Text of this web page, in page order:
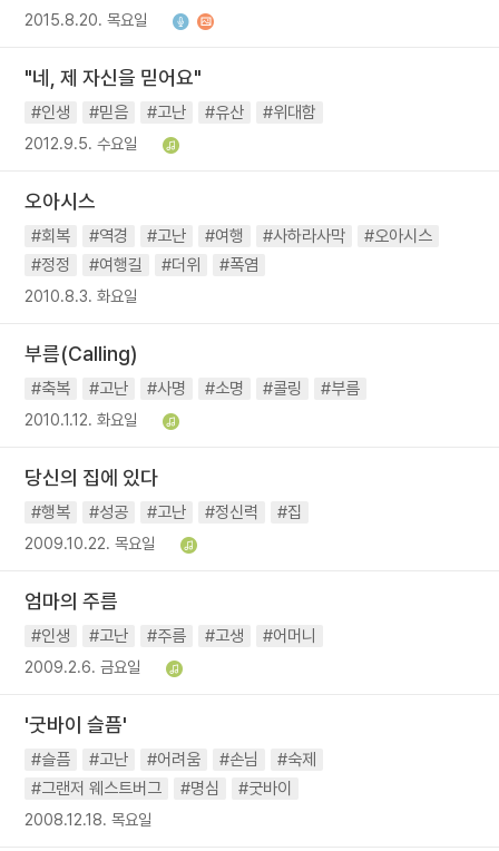
2015.8.20. 목요일
"네, 제 자신을 믿어요"
#인생 #믿음 #고난 #유산 #위대함
2012.9.5. 수요일
오아시스
#회복 #역경 #고난 #여행 #사하라사막
#오아시스
#정정
#여행길 #더위 #폭염
2010.8.3. 화요일
부름(Calling)
#축복 #고난 #사명 #소명 #콜링 #부름
2010.1.12. 화요일
당신의 집에 있다
#행복 #성공 #고난 #정신력 #집
2009.10.22. 목요일
엄마의 주름
#인생 #고난 #주름 #고생 #어머니
2009.2.6. 금요일
'굿바이 슬픔'
#슬픔 #고난 #어려움 #손님
#숙제
#그랜저 웨스트버그
#명심 #굿바이
2008.12.18. 목요일